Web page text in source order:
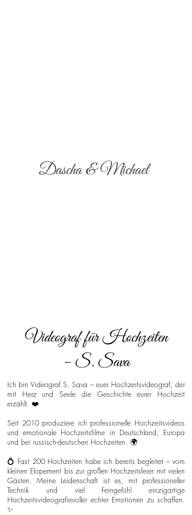
Dascha & Michael
Videograf für Hochzeiten
– S. Sava
Ich bin Videograf S. Sava – euer Hochzeitsvideograf, der
mit Herz und Seele die Geschichte eurer Hochzeit
erzählt. ❤️
Seit 2010 produziere ich professionelle Hochzeitsvideos
und emotionale Hochzeitsfilme in Deutschland, Europa
und bei russisch-deutschen Hochzeiten. 🌍
💍 Fast 200 Hochzeiten habe ich bereits begleitet – vom
kleinen Elopement bis zur großen Hochzeitsfeier mit vielen
Gästen. Meine Leidenschaft ist es, mit professioneller
Technik und viel Feingefühl einzigartige
Hochzeitsvideografievoller echter Emotionen zu schaffen.
✨